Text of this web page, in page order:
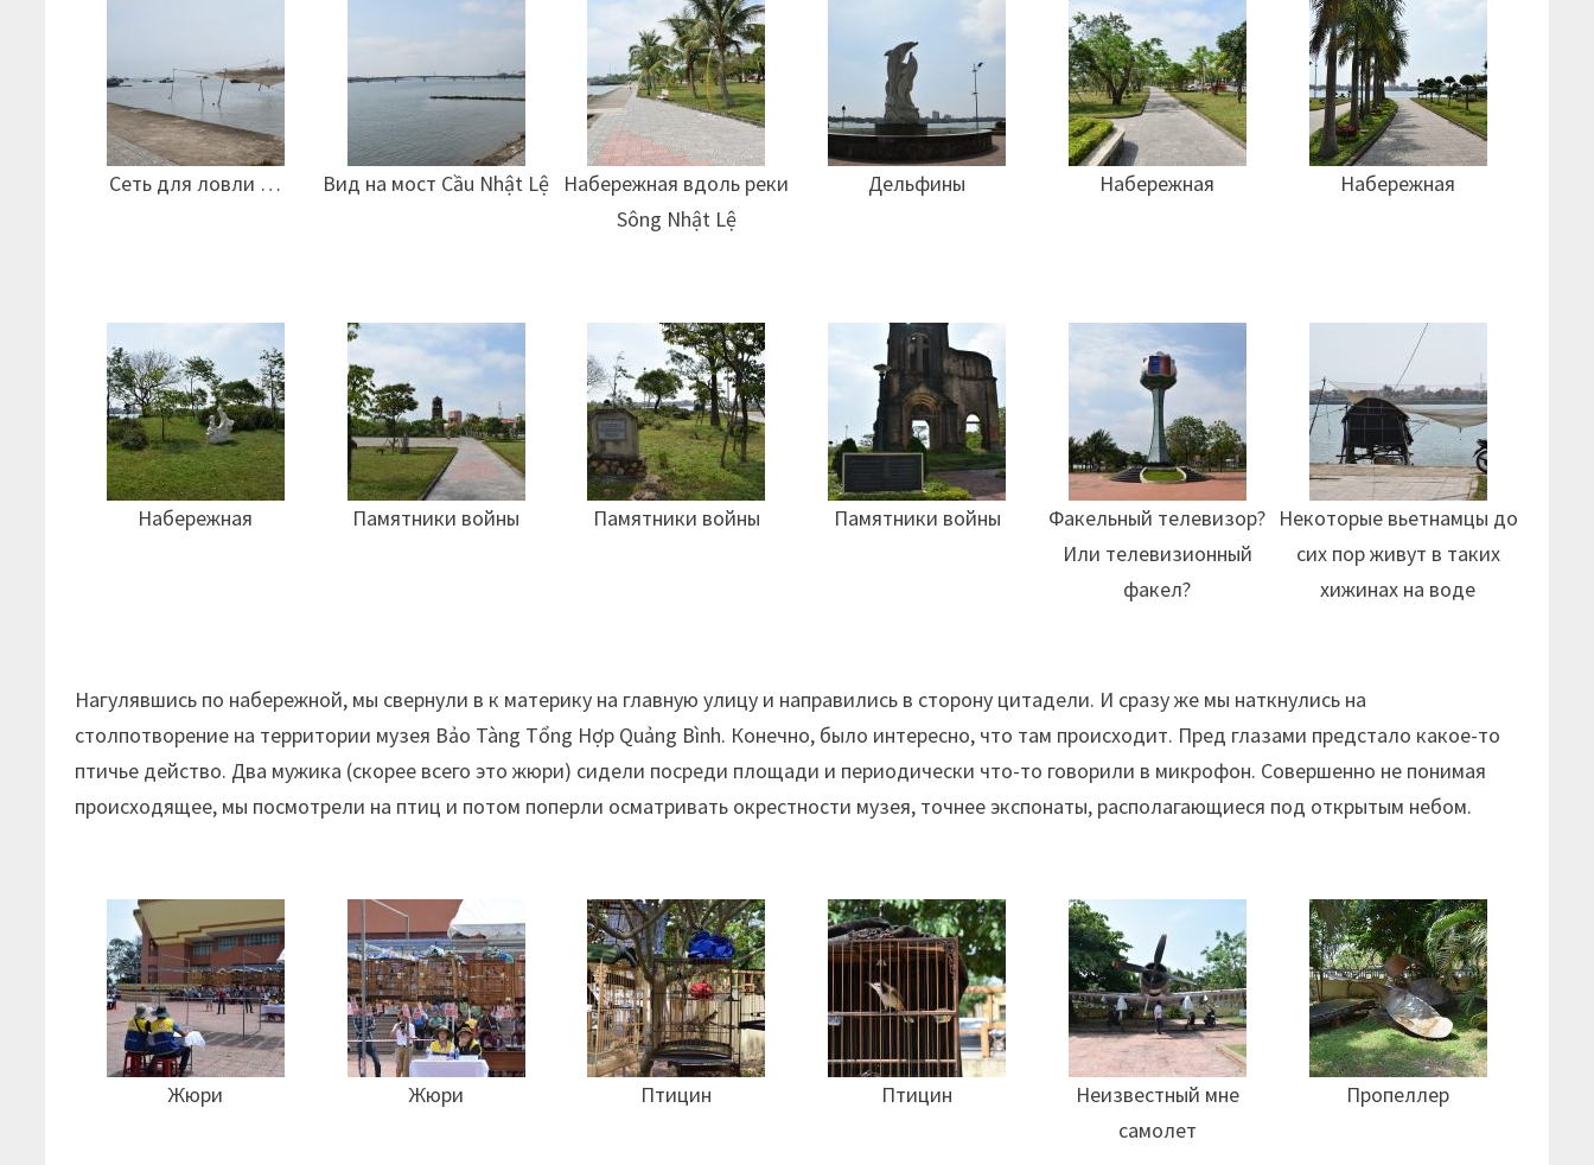
Сеть для ловли … Вид на мост Cầu Nhật Lệ
Набережная вдоль реки
Sông Nhật Lệ
Дельфины Набережная Набережная
Набережная Памятники войны Памятники войны Памятники войны
Факельный телевизор?
Или телевизионный
факел?
Некоторые вьетнамцы до
сих пор живут в таких
хижинах на воде
Нагулявшись по набережной, мы свернули в к материку на главную улицу и направились в сторону цитадели. И сразу же мы наткнулись на
столпотворение на территории музея Bảo Tàng Tổng Hợp Quảng Bình. Конечно, было интересно, что там происходит. Пред глазами предстало какое-то
птичье действо. Два мужика (скорее всего это жюри) сидели посреди площади и периодически что-то говорили в микрофон. Совершенно не понимая
происходящее, мы посмотрели на птиц и потом поперли осматривать окрестности музея, точнее экспонаты, располагающиеся под открытым небом.
Жюри Жюри Птицин Птицин
Неизвестный мне
самолет
Пропеллер